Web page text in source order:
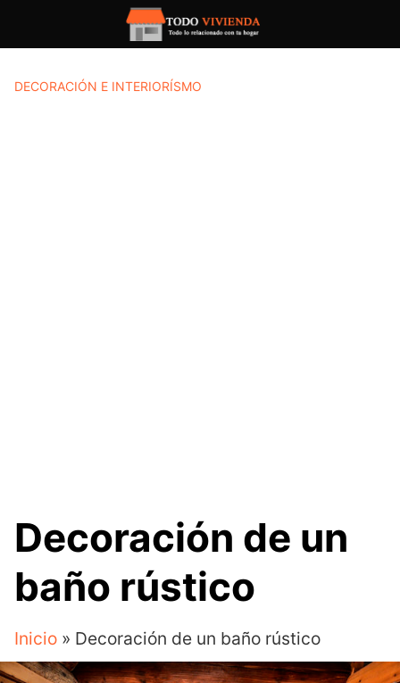
DECORACIÓN E INTERIORÍSMO
Decoración de un
baño rústico
Inicio » Decoración de un baño rústico